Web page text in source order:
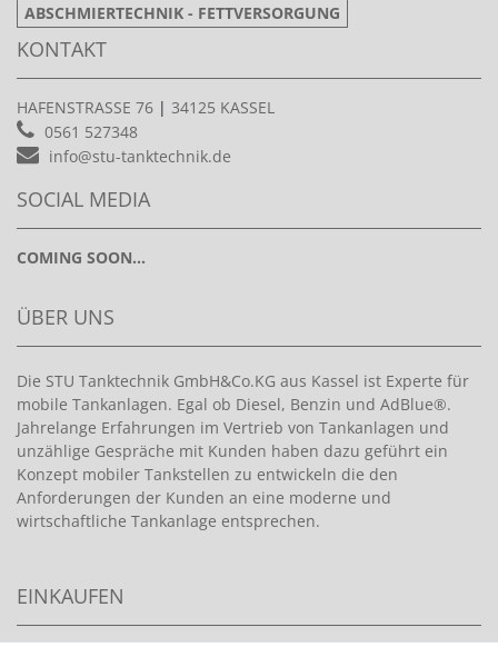
ABSCHMIERTECHNIK - FETTVERSORGUNG
KONTAKT
HAFENSTRASSE 76 | 34125 KASSEL
0561 527348
info@stu-tanktechnik.de
SOCIAL MEDIA
COMING SOON...
ÜBER UNS
Die STU Tanktechnik GmbH&Co.KG aus Kassel ist Experte für
mobile Tankanlagen. Egal ob Diesel, Benzin und AdBlue®.
Jahrelange Erfahrungen im Vertrieb von Tankanlagen und
unzählige Gespräche mit Kunden haben dazu geführt ein
Konzept mobiler Tankstellen zu entwickeln die den
Anforderungen der Kunden an eine moderne und
wirtschaftliche Tankanlage entsprechen.
EINKAUFEN